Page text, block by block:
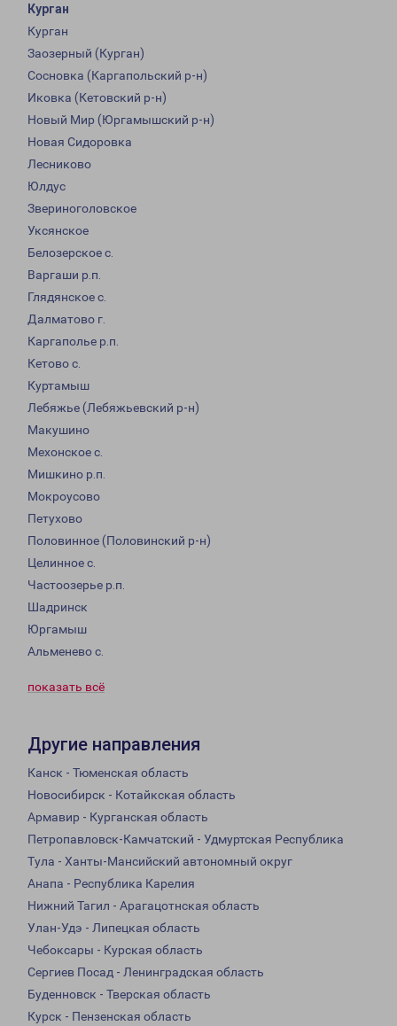
Курган
Курган
Заозерный (Курган)
Сосновка (Каргапольский р-н)
Иковка (Кетовский р-н)
Новый Мир (Юргамышский р-н)
Новая Сидоровка
Лесниково
Юлдус
Звериноголовское
Уксянское
Белозерское с.
Варгаши р.п.
Глядянское с.
Далматово г.
Каргаполье р.п.
Кетово с.
Куртамыш
Лебяжье (Лебяжьевский р-н)
Макушино
Мехонское с.
Мишкино р.п.
Мокроусово
Петухово
Половинное (Половинский р-н)
Целинное с.
Частоозерье р.п.
Шадринск
Юргамыш
Альменево с.
показать всё
Другие направления
Канск - Тюменская область
Новосибирск - Котайкская область
Армавир - Курганская область
Петропавловск-Камчатский - Удмуртская Республика
Тула - Ханты-Мансийский автономный округ
Анапа - Республика Карелия
Нижний Тагил - Арагацотнская область
Улан-Удэ - Липецкая область
Чебоксары - Курская область
Сергиев Посад - Ленинградская область
Буденновск - Тверская область
Курск - Пензенская область